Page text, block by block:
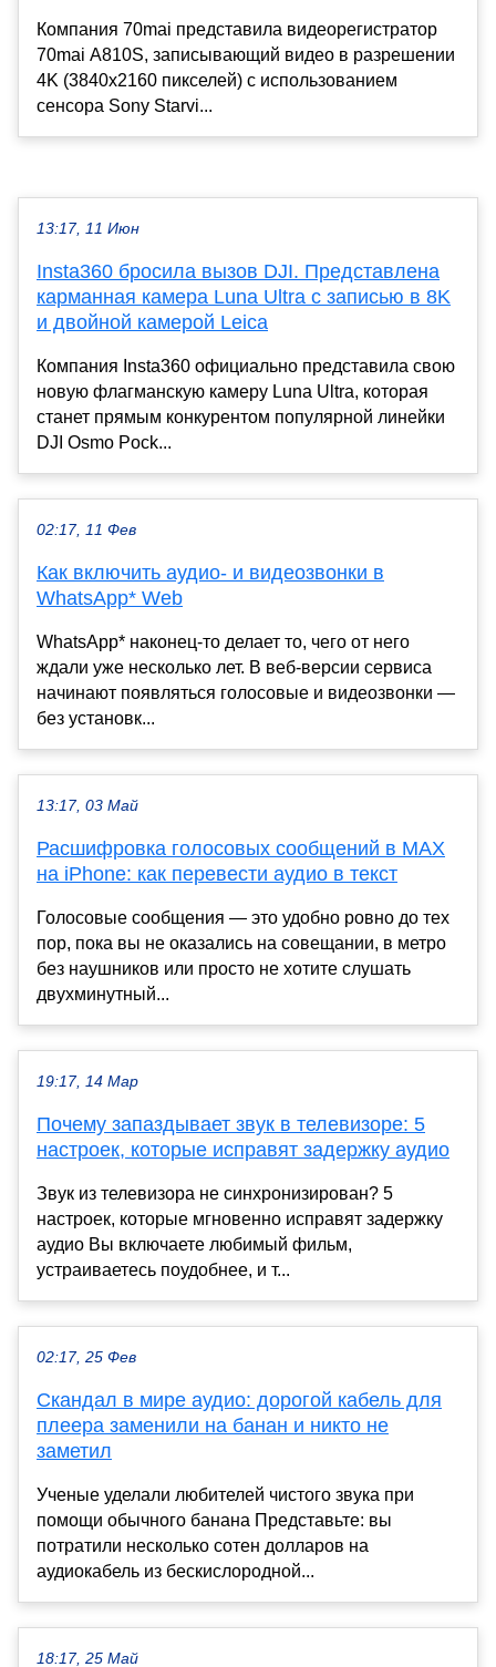
Компания 70mai представила видеорегистратор
70mai A810S, записывающий видео в разрешении
4K (3840х2160 пикселей) с использованием
сенсора Sony Starvi...
13:17, 11 Июн
Insta360 бросила вызов DJI. Представлена
карманная камера Luna Ultra с записью в 8K
и двойной камерой Leica
Компания Insta360 официально представила свою
новую флагманскую камеру Luna Ultra, которая
станет прямым конкурентом популярной линейки
DJI Osmo Pock...
02:17, 11 Фев
Как включить аудио- и видеозвонки в
WhatsApp* Web
WhatsApp* наконец-то делает то, чего от него
ждали уже несколько лет. В веб-версии сервиса
начинают появляться голосовые и видеозвонки —
без установк...
13:17, 03 Май
Расшифровка голосовых сообщений в МАХ
на iPhone: как перевести аудио в текст
Голосовые сообщения — это удобно ровно до тех
пор, пока вы не оказались на совещании, в метро
без наушников или просто не хотите слушать
двухминутный...
19:17, 14 Мар
Почему запаздывает звук в телевизоре: 5
настроек, которые исправят задержку аудио
Звук из телевизора не синхронизирован? 5
настроек, которые мгновенно исправят задержку
аудио Вы включаете любимый фильм,
устраиваетесь поудобнее, и т...
02:17, 25 Фев
Скандал в мире аудио: дорогой кабель для
плеера заменили на банан и никто не
заметил
Ученые уделали любителей чистого звука при
помощи обычного банана Представьте: вы
потратили несколько сотен долларов на
аудиокабель из бескислородной...
18:17, 25 Май